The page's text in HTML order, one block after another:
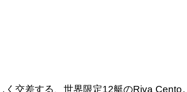
交差する、世界限定12艇のRiva Cento。